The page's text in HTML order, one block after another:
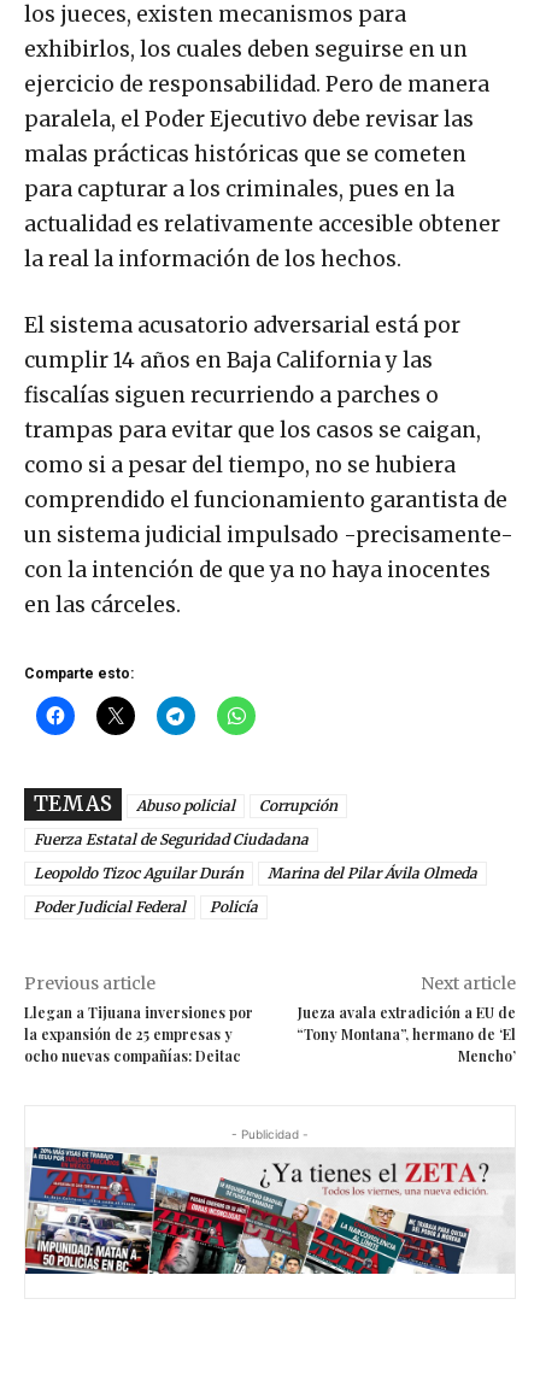
los jueces, existen mecanismos para
exhibirlos, los cuales deben seguirse en un
ejercicio de responsabilidad. Pero de manera
paralela, el Poder Ejecutivo debe revisar las
malas prácticas históricas que se cometen
para capturar a los criminales, pues en la
actualidad es relativamente accesible obtener
la real la información de los hechos.
El sistema acusatorio adversarial está por
cumplir 14 años en Baja California y las
fiscalías siguen recurriendo a parches o
trampas para evitar que los casos se caigan,
como si a pesar del tiempo, no se hubiera
comprendido el funcionamiento garantista de
un sistema judicial impulsado -precisamente-
con la intención de que ya no haya inocentes
en las cárceles.
Comparte esto:
TEMAS Abuso policial
Corrupción
Fuerza Estatal de Seguridad Ciudadana
Leopoldo Tizoc Aguilar Durán
Marina del Pilar Ávila Olmeda
Poder Judicial Federal
Policía
Previous article
Llegan a Tijuana inversiones por
la expansión de 25 empresas y
ocho nuevas compañías: Deitac
Next article
Jueza avala extradición a EU de
“Tony Montana”, hermano de ‘El
Mencho’
- Publicidad -